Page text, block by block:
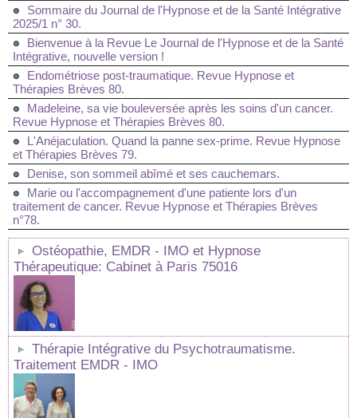
Sommaire du Journal de l'Hypnose et de la Santé Intégrative
2025/1 n° 30.
Bienvenue à la Revue Le Journal de l'Hypnose et de la Santé
Intégrative, nouvelle version !
Endométriose post-traumatique. Revue Hypnose et
Thérapies Brèves 80.
Madeleine, sa vie bouleversée après les soins d'un cancer.
Revue Hypnose et Thérapies Brèves 80.
L'Anéjaculation. Quand la panne sex-prime. Revue Hypnose
et Thérapies Brèves 79.
Denise, son sommeil abîmé et ses cauchemars.
Marie ou l'accompagnement d'une patiente lors d'un
traitement de cancer. Revue Hypnose et Thérapies Brèves
n°78.
Ostéopathie, EMDR - IMO et Hypnose
Thérapeutique: Cabinet à Paris 75016
Thérapie Intégrative du Psychotraumatisme.
Traitement EMDR - IMO